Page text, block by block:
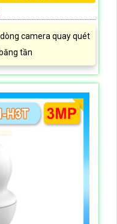
dòng camera quay quét
tần